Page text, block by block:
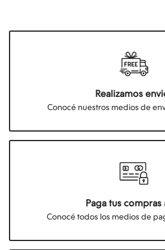
Realizamos
Conocé nuestros medios de
Paga tus compras
Conocé todos los medios de